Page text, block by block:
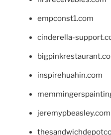
empconst1.com
cinderella-
inspirehuahin.com
jeremypbeasley.com